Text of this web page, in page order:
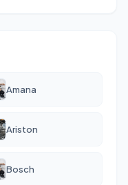
Amana
Ariston
Bosch